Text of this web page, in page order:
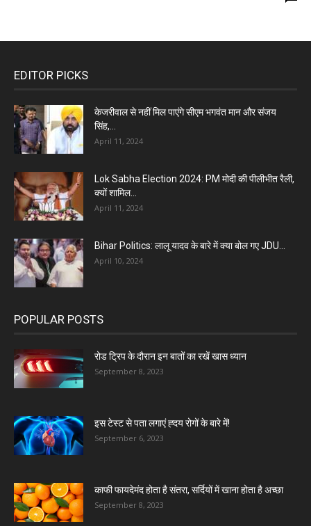
EDITOR PICKS
केजरीवाल से नहीं मिल पाएंगे सीएम भगवंत मान और संजय
सिंह,...
April 11, 2024
Lok Sabha Election 2024: PM मोदी की पीलीभीत रैली,
क्यों शामिल...
April 11, 2024
Bihar Politics: लालू यादव के बारे में क्या बोल गए JDU...
April 10, 2024
POPULAR POSTS
रोड ट्रिप के दौरान इन बातों का रखें खास ध्यान
September 8, 2023
इस टेस्ट से पता लगाएं ह्दय रोगों के बारे में!
September 6, 2023
काफी फायदेमंद होता है संतरा, सर्दियों में खाना होता है अच्छा
September 8, 2023